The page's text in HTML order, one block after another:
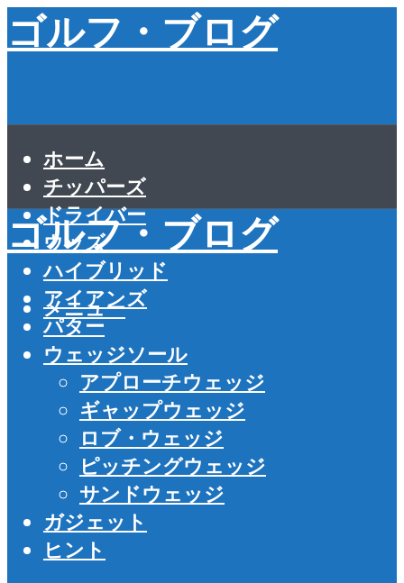
ゴルフ・ブログ
ホーム
チッパーズ
ドライバー
ウッズ
ハイブリッド
アイアンズ
パター
ウェッジソール
アプローチウェッジ
ギャップウェッジ
ロブ・ウェッジ
ピッチングウェッジ
サンドウェッジ
ガジェット
ヒント
ゴルフ・ブログ
メニュー